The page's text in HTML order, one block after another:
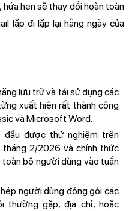
hẹn sẽ thay đổi hoàn toàn
lặp đi lặp lại hằng ngày của
lưu trữ và tái sử dụng các
xuất hiện rất thành công
và Microsoft Word.
đầu được thử nghiệm trên
2/2026 và chính thức
bộ người dùng vào tuần
người dùng đóng gói các
thường gặp, địa chỉ, hoặc